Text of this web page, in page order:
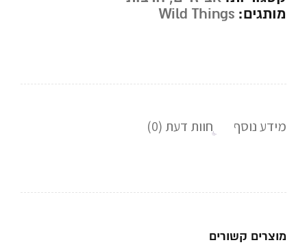
מותגים: Wild Things
מידע נוסף חוות דעת (0)
מוצרים קשורים